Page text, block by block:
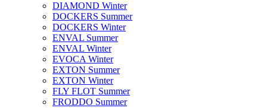
DIAMOND Winter
DOCKERS Summer
DOCKERS Winter
ENVAL Summer
ENVAL Winter
EVOCA Winter
EXTON Summer
EXTON Winter
FLY FLOT Summer
FRODDO Summer